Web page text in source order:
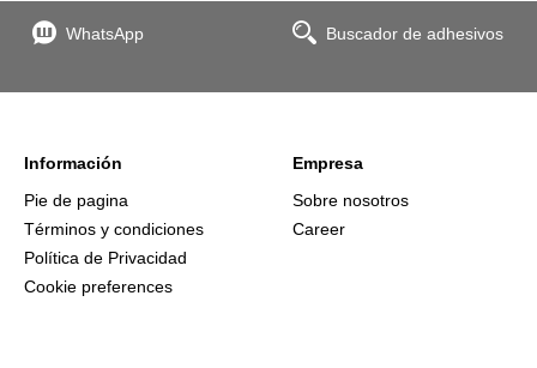
WhatsApp Buscador de adhesivos
Información
Pie de pagina
Términos y condiciones
Política de Privacidad
Cookie preferences
Empresa
Sobre nosotros
Career